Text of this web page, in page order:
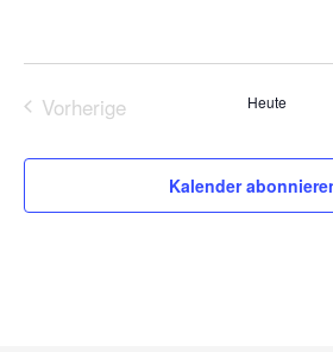
Vorherige
Heute
Kalender